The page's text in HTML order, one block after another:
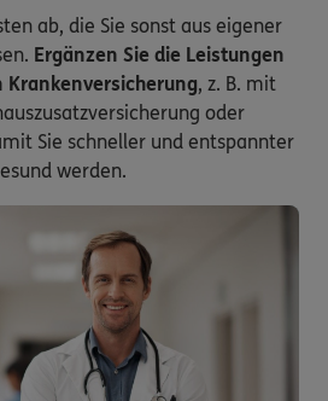
ab, die Sie sonst aus eigener
Ergänzen Sie die Leistungen
, z. B. mit
oder
Sie schneller und entspannter
werden.